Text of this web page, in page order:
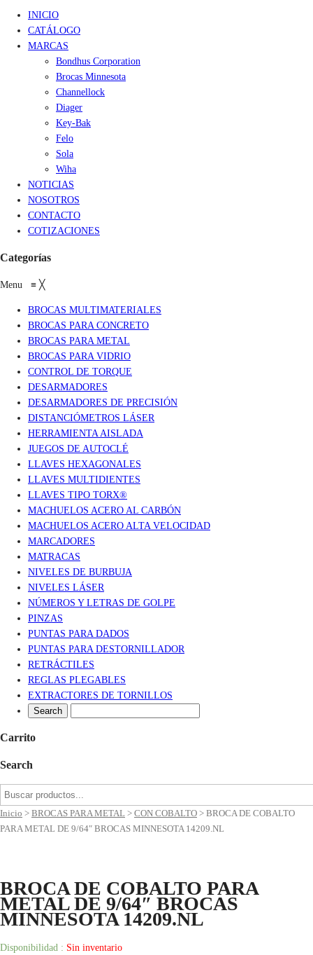
INICIO
CATÁLOGO
MARCAS
Bondhus Corporation
Brocas Minnesota
Channellock
Diager
Key-Bak
Felo
Sola
Wiha
NOTICIAS
NOSOTROS
CONTACTO
COTIZACIONES
Categorías
Menu ≡ ╳
BROCAS MULTIMATERIALES
BROCAS PARA CONCRETO
BROCAS PARA METAL
BROCAS PARA VIDRIO
CONTROL DE TORQUE
DESARMADORES
DESARMADORES DE PRECISIÓN
DISTANCIÓMETROS LÁSER
HERRAMIENTA AISLADA
JUEGOS DE AUTOCLÉ
LLAVES HEXAGONALES
LLAVES MULTIDIENTES
LLAVES TIPO TORX®
MACHUELOS ACERO AL CARBÓN
MACHUELOS ACERO ALTA VELOCIDAD
MARCADORES
MATRACAS
NIVELES DE BURBUJA
NIVELES LÁSER
NÚMEROS Y LETRAS DE GOLPE
PINZAS
PUNTAS PARA DADOS
PUNTAS PARA DESTORNILLADOR
RETRÁCTILES
REGLAS PLEGABLES
EXTRACTORES DE TORNILLOS
Carrito
Search
Inicio > BROCAS PARA METAL > CON COBALTO > BROCA DE COBALTO
PARA METAL DE 9/64″ BROCAS MINNESOTA 14209.NL
BROCA DE COBALTO PARA
METAL DE 9/64″ BROCAS
MINNESOTA 14209.NL
Disponibilidad : Sin inventario